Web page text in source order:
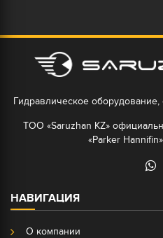
Гидравлическое
ТОО «Saruzhan KZ»
«Parker
НАВИГАЦИЯ
О компании